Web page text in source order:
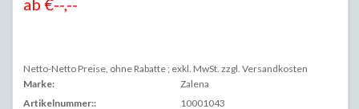
ab €--,--
Netto-Netto Preise, ohne Rabatte ; exkl. MwSt. zzgl. Versandkosten
Marke:
Zalena
Artikelnummer::
10001043